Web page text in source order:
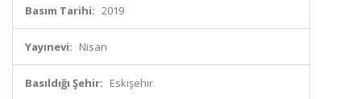
Basım Tarihi: 2019
Yayınevi: Nisan
Basıldığı Şehir: Eskişehir